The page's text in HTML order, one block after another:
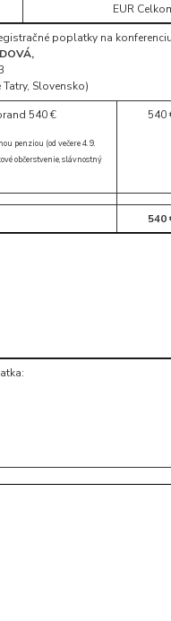
EUR
poplatky na
Slovensko)
540 €
penziou (od večere 4. 9.
občerstvenie, slávnostný
540
540